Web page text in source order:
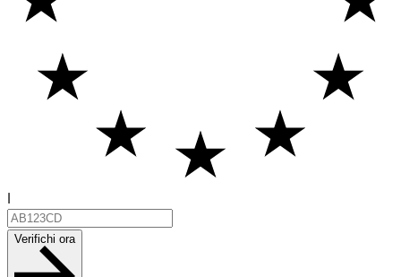
I
Verifichi ora